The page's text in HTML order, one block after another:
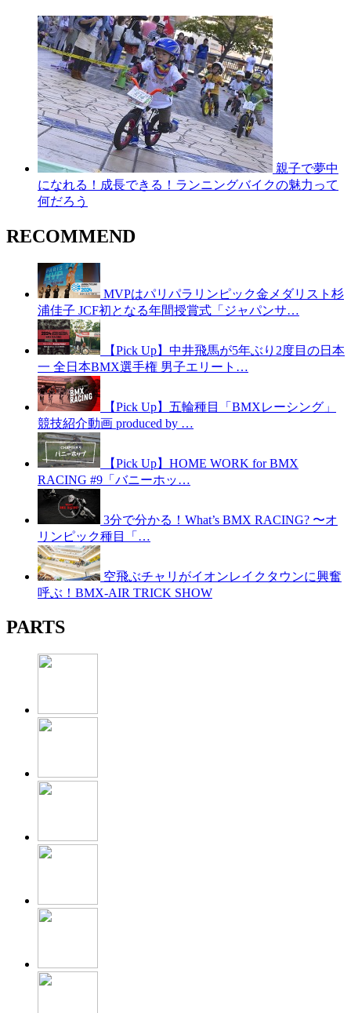
親子で夢中
になれる！成長できる！ランニングバイクの魅力って
何だろう
RECOMMEND
MVPはパリパラリンピック金メダリスト杉
浦佳子 JCF初となる年間授賞式「ジャパンサ…
【Pick Up】中井飛馬が5年ぶり2度目の日本
一 全日本BMX選手権 男子エリート…
【Pick Up】五輪種目「BMXレーシング」
競技紹介動画 produced by …
【Pick Up】HOME WORK for BMX
RACING #9「バニーホッ…
3分で分かる！What’s BMX RACING? 〜オ
リンピック種目「…
空飛ぶチャリがイオンレイクタウンに興奮
呼ぶ！BMX-AIR TRICK SHOW
PARTS